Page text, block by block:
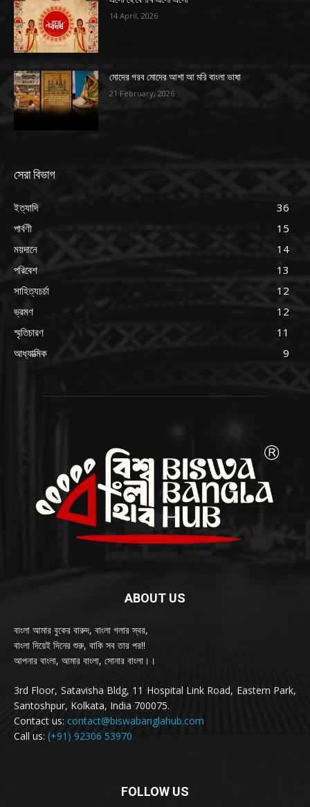
14 April, 2026
মোদের গরব মোদের আশা আ মরি বাংলা ভাষা
21 February, 2026
সেরা বিভাগ
ইত্যাদি
36
পার্বণী
15
ময়দানে
14
পরিবেশ
13
সাহিত্যচর্চা
12
ভ্রমণ
12
স্মৃতিচারণ
11
আধ্যাত্মিক
9
ABOUT US
বাংলা আমার বুকের বারুদ, বাংলা গলার স্বর,
বাংলা দিয়েই দিনের শুরু, বাকি সব তার পর!!
আপনার বাংলা, আমার বাংলা, সোনার বাংলা।।
3rd Floor, Satavisha Bldg, 11 Hospital Link Road, Eastern Park,
Santoshpur, Kolkata, India 700075.
Contact us: contact@biswabanglahub.com
Call us: (+91) 92306 53970
FOLLOW US